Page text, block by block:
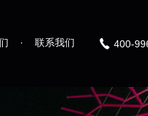
· 联系我们 400-